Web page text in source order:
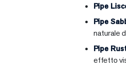
Pipe
Pipe
naturale
Pipe
effetto